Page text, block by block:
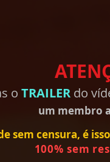
o TRAILER do
um membro
sem censura, é
100% sem